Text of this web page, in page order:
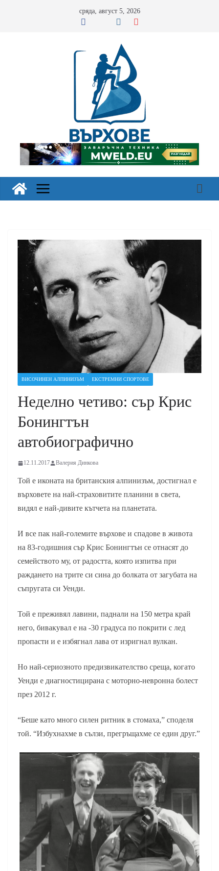
сряда, август 5, 2026
ВИСОЧИНЕН АЛПИНИЗЪМ ЕКСТРЕМНИ СПОРТОВЕ
Неделно четиво: сър Крис
Бонингтън
автобиографично
12.11.2017 Валерия Динкова
Той е иконата на британския алпинизъм, достигнал е
върховете на най-страховитите планини в света,
видял е най-дивите кътчета на планетата.
И все пак най-големите върхове и спадове в живота
на 83-годишния сър Крис Бонингтън се отнасят до
семейството му, от радостта, която изпитва при
раждането на трите си сина до болката от загубата на
съпругата си Уенди.
Той е преживял лавини, паднали на 150 метра край
него, бивакувал е на -30 градуса по покрити с лед
пропасти и е избягнал лава от изригнал вулкан.
Но най-сериозното предизвикателство среща, когато
Уенди е диагностицирана с моторно-невронна болест
през 2012 г.
“Беше като много силен ритник в стомаха,” споделя
той. “Избухнахме в сълзи, прегръщахме се един друг.”